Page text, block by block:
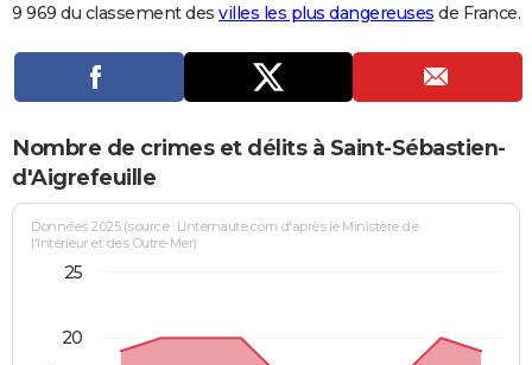
S'inscrire
Se connecter
Lycées
Collèges
Primaires
Universités
Entreprises
Service militaire
Avis de recherche
AVIS DE DÉCÈS
9 969 du classement des villes les plus dangereuses de France.
Nombre de crimes et délits à Saint-Sébastien-
d'Aigrefeuille
Données 2025 (source : Linternaute.com d'après le Ministère de
l'Intérieur et des Outre-Mer)
20
25